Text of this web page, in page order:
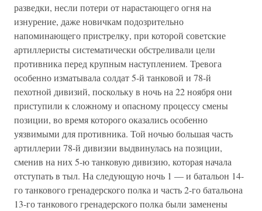
разведки, несли потери от нарастающего огня на
изнурение, даже новичкам подозрительно
напоминающего пристрелку, при которой советские
артиллеристы систематически обстреливали цели
противника перед крупным наступлением. Тревога
особенно изматывала солдат 5-й танковой и 78-й
пехотной дивизий, поскольку в ночь на 22 ноября они
приступили к сложному и опасному процессу смены
позиции, во время которого оказались особенно
уязвимыми для противника. Той ночью большая часть
артиллерии 78-й дивизии выдвинулась на позиции,
сменив на них 5-ю танковую дивизию, которая начала
отступать в тыл. На следующую ночь 1 — и батальон 14-
го танкового гренадерского полка и часть 2-го батальона
13-го танкового гренадерского полка были заменены